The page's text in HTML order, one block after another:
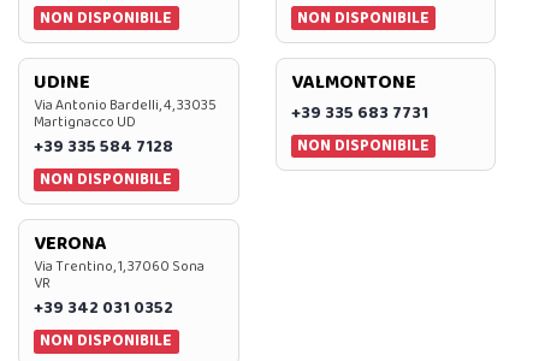
NON DISPONIBILE
NON DISPONIBILE
UDINE
Via Antonio Bardelli, 4, 33035
Martignacco UD
+39 335 584 7128
NON DISPONIBILE
VALMONTONE
+39 335 683 7731
NON DISPONIBILE
VERONA
Via Trentino, 1, 37060 Sona
VR
+39 342 031 0352
NON DISPONIBILE